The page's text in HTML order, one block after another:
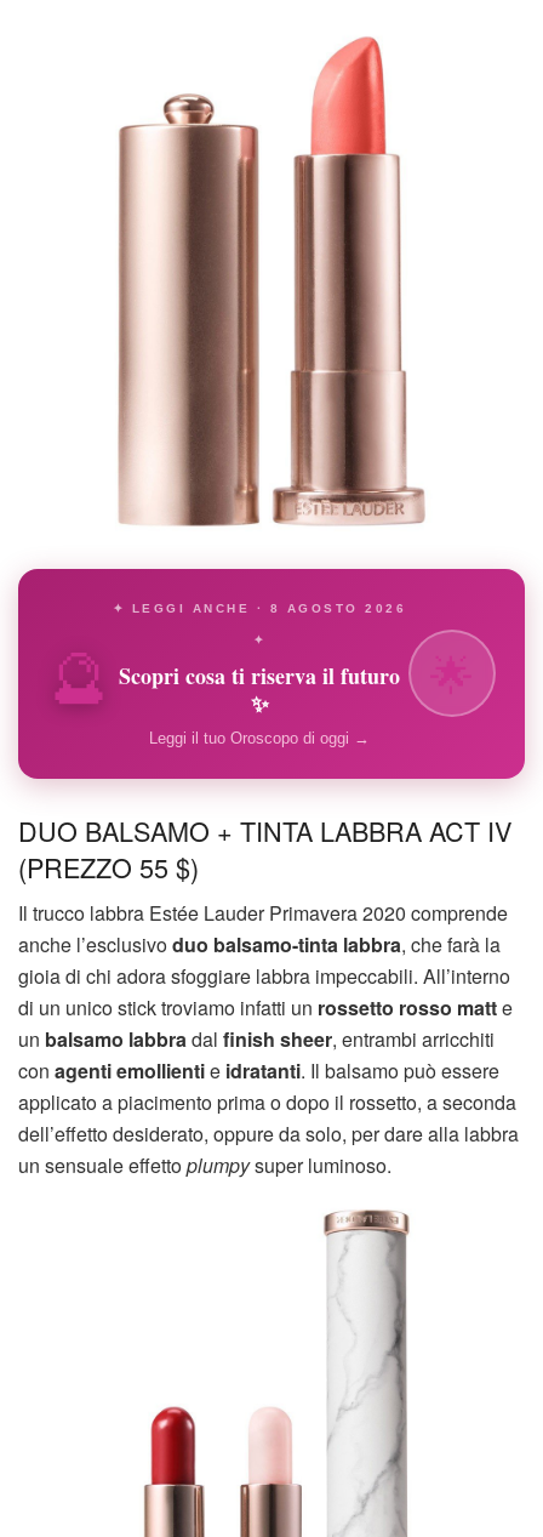
🔮
✦ LEGGI ANCHE · 8 AGOSTO 2026
✦
Scopri cosa ti riserva il futuro
✨
Leggi il tuo Oroscopo di oggi →
DUO BALSAMO + TINTA LABBRA ACT IV
(PREZZO 55 $)
Il trucco labbra Estée Lauder Primavera 2020 comprende
anche l’esclusivoduo balsamo-tinta labbra, che farà la
gioia di chi adora sfoggiare labbra impeccabili. All’interno
di un unico stick troviamo infatti un rossetto rosso matte
un balsamo labbradal finish sheer, entrambi arricchiti
con agenti emollientie idratanti. Il balsamo può essere
applicato a piacimento prima o dopo il rossetto, a seconda
dell’effetto desiderato, oppure da solo, per dare alla labbra
un sensuale effettoplumpysuper luminoso.